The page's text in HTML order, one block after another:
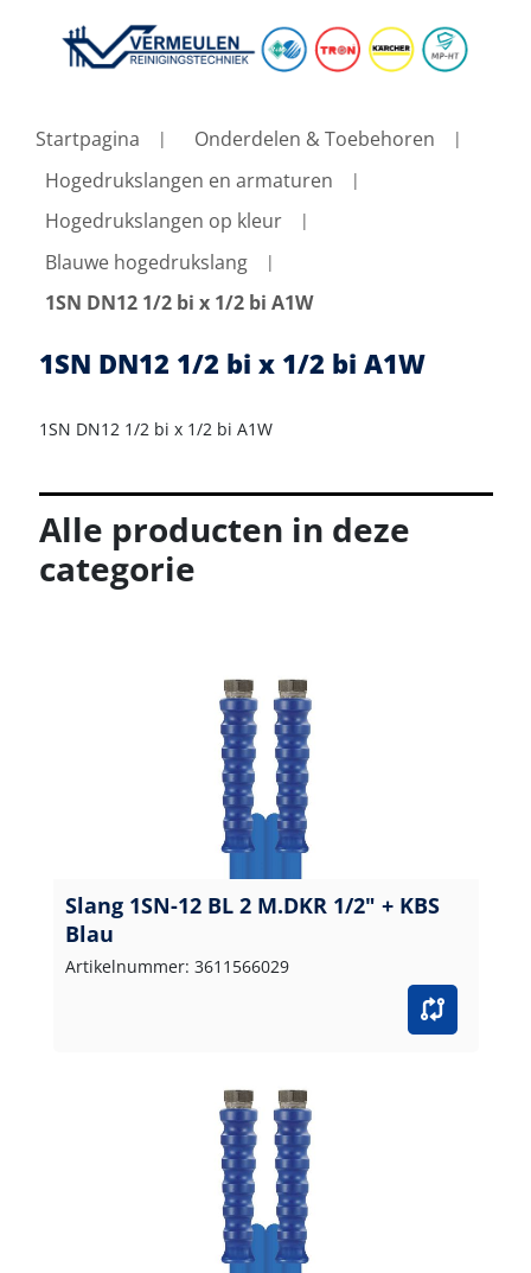
Startpagina
Onderdelen & Toebehoren
Hogedrukslangen en armaturen
Hogedrukslangen op kleur
Blauwe hogedrukslang
1SN DN12 1/2 bi x 1/2 bi A1W
1SN DN12 1/2 bi x 1/2 bi A1W
1SN DN12 1/2 bi x 1/2 bi A1W
Alle producten in deze
categorie
Slang 1SN-12 BL 2 M.DKR 1/2" + KBS
Blau
Artikelnummer: 3611566029